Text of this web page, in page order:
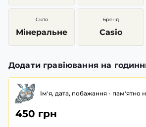
Скло
Мінеральне
Бренд
Casio
Додати гравіювання на
Ім'я, дата, побажання - пам'ятно
450 грн